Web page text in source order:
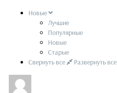
Новые
Лучшие
Популярные
Новые
Старые
Свернуть все
Развернуть все